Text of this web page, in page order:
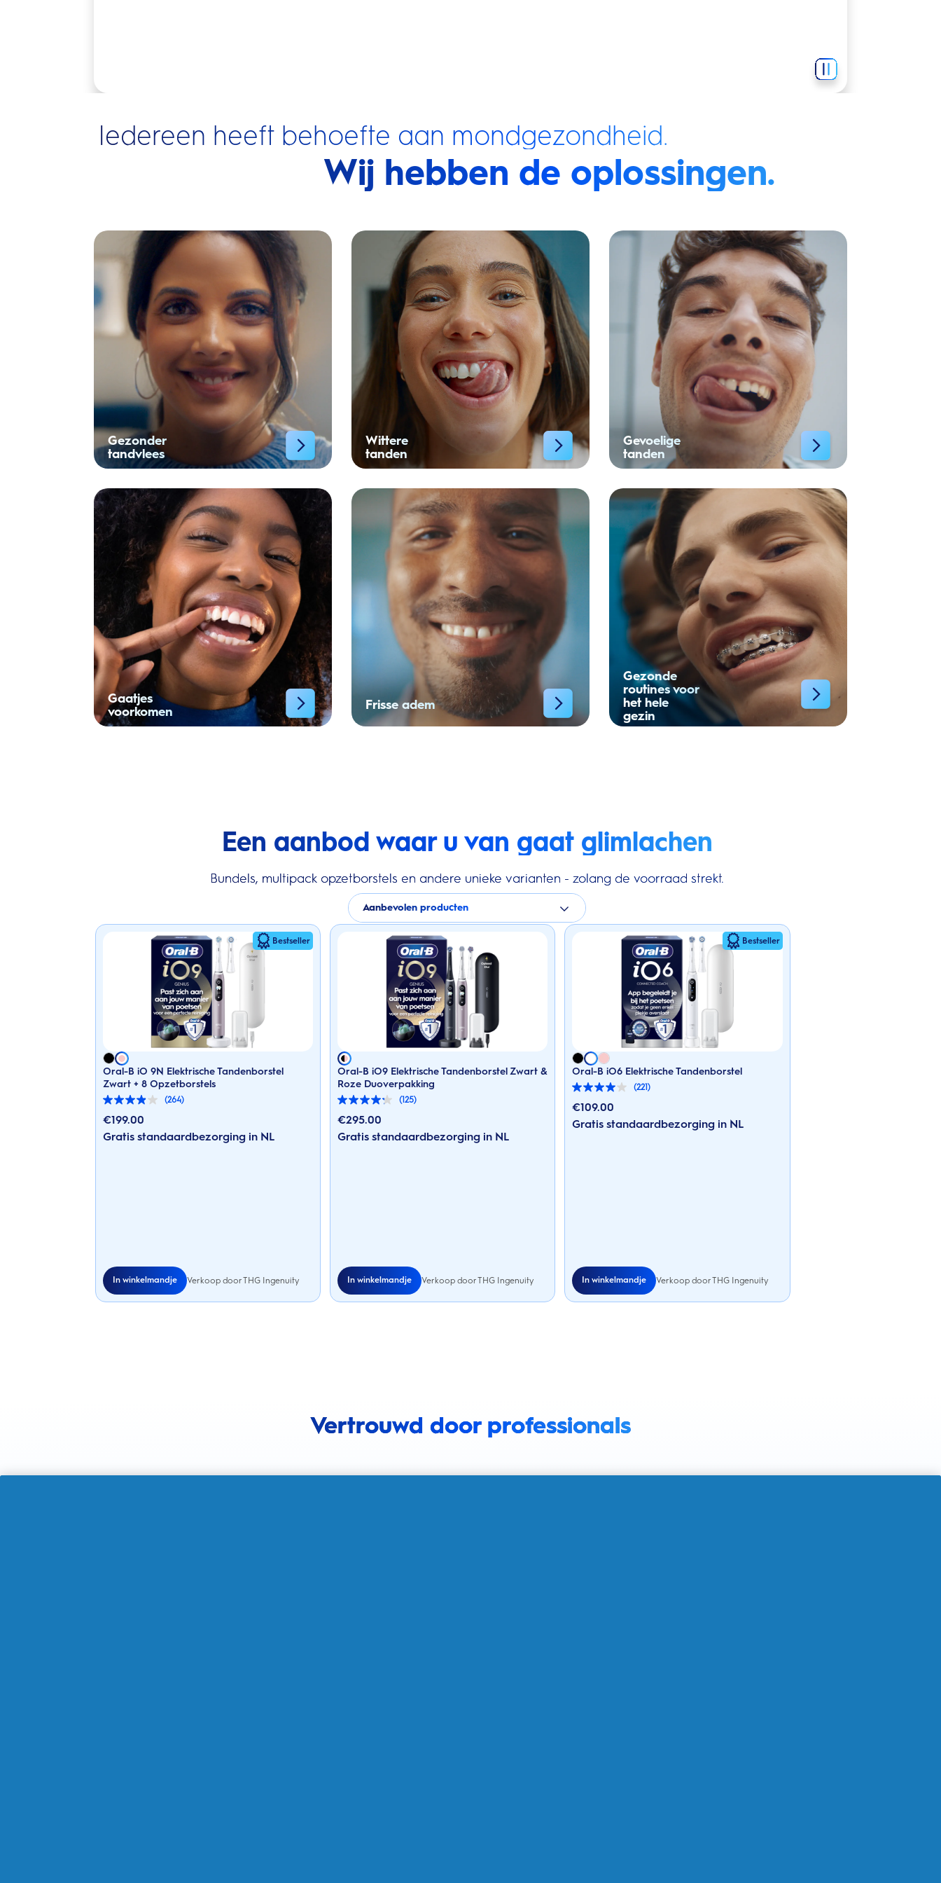
Iedereen heeft behoefte aan mondgezondheid.
Wij hebben de oplossingen.
Gezonder
tandvlees
Wittere
tanden
Gevoelige
tanden
Gaatjes
voorkomen
Frisse adem
Gezonde
routines voor
het hele
gezin
Een aanbod waar u van gaat glimlachen
Bundels, multipack opzetborstels en andere unieke varianten - zolang de voorraad strekt.
Aanbevolen producten
Bestseller
Oral-B iO 9N Elektrische Tandenborstel
Zwart + 8 Opzetborstels
(264)
3.9
van
de
5
€199.00
Gratis standaardbezorging in NL
In winkelmandje Verkoop door THG Ingenuity
Oral-B iO9 Elektrische Tandenborstel Zwart &
Roze Duoverpakking
(125)
4.2
van
de
5
€295.00
Gratis standaardbezorging in NL
In winkelmandje Verkoop door THG Ingenuity
Bestseller
Oral-B iO6 Elektrische Tandenborstel
(221)
4.0
van
de
5
€109.00
Gratis standaardbezorging in NL
In winkelmandje Verkoop door THG Ingenuity
Vertrouwd door professionals